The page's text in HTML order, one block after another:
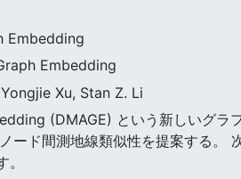
Embedding
Embedding
Xu, Stan Z. Li
(DMAGE) という新しいグラ
ード間測地線類似性を提案する。